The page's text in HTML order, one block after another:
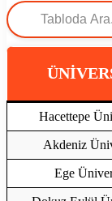
Hacettepe
Akdeniz
Ege